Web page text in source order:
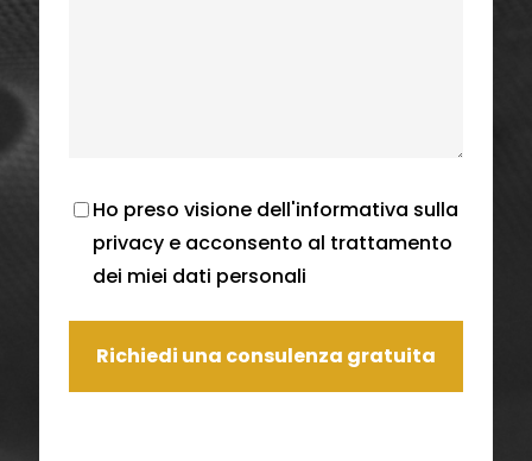
Ho preso visione dell'informativa sulla
privacy e acconsento al trattamento
dei miei dati personali